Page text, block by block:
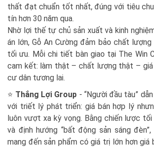
thất đạt chuẩn tốt nhất, đúng với tiêu
tín hơn 30 năm qua.
Nhờ lợi thế tự chủ sản xuất và kinh
án lớn, Gỗ An Cường đảm bảo chất
tối ưu. Mỗi chi tiết bàn giao tại The Win
cam kết: làm thật – chất lượng thật –
cư dân tương lai.
⭐ Thắng Lợi Group - “Người đầu tàu”
với triết lý phát triển: giá bán hợp lý
luôn vượt xa kỳ vọng. Bằng chiến lược
và định hướng “bất động sản sáng đèn”,
mang đến sản phẩm có giá trị lớn hơn giá